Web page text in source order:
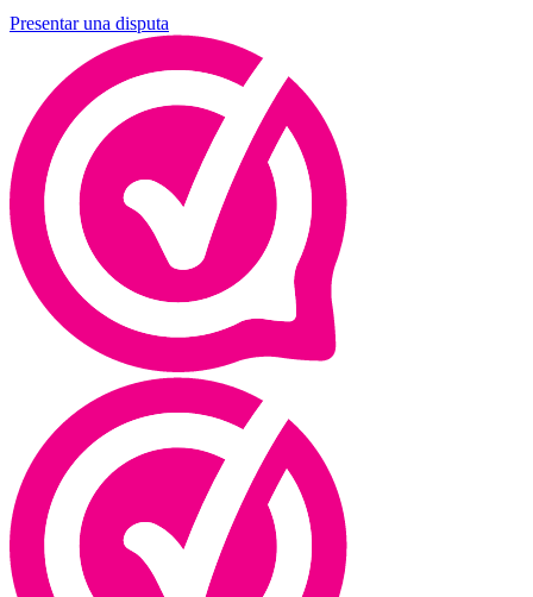
Presentar una disputa